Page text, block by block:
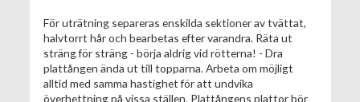
För uträtning separeras enskilda sektioner av tvättat,
halvtorrt hår och bearbetas efter varandra. Räta ut
sträng för sträng - börja aldrig vid rötterna! - Dra
plattången ända ut till topparna. Arbeta om möjligt
alltid med samma hastighet för att undvika
överhettning på vissa ställen. Plattångens plattor bör